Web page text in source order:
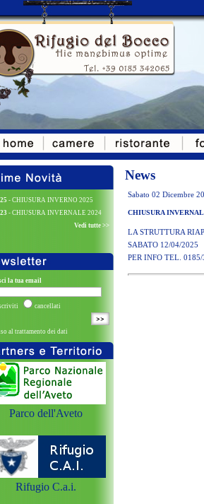
- CHIUSURA INVERNO 2025
- CHIUSURA INVERNALE 2024
Vedi tutte >>
la tua email
cancellati
al trattamento dei dati
Parco dell'Aveto
Rifugio C.a.i.
News
Sabato 02 Dicembre
CHIUSURA
LA STRUTTURA
SABATO 12/04/2025
PER INFO TEL.